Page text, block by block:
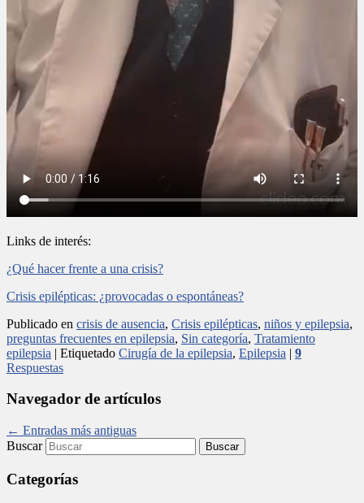
Links de interés:
¿Qué hacer frente a una crisis?
Crisis epilépticas: ¿provocadas o espontáneas?
Publicado en crisis de ausencia, Crisis epilépticas, niños y epilepsia,
preguntas frecuentes en epilepsia, Sin categoría, Tratamiento
epilepsia | Etiquetado Cirugía de la epilepsia, Epilepsia | 9
Respuestas
Navegador de artículos
← Entradas más antiguas
Buscar
Categorías